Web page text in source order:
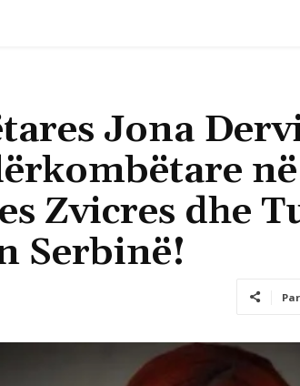
Jona
Zvicres dhe
Serbinë!